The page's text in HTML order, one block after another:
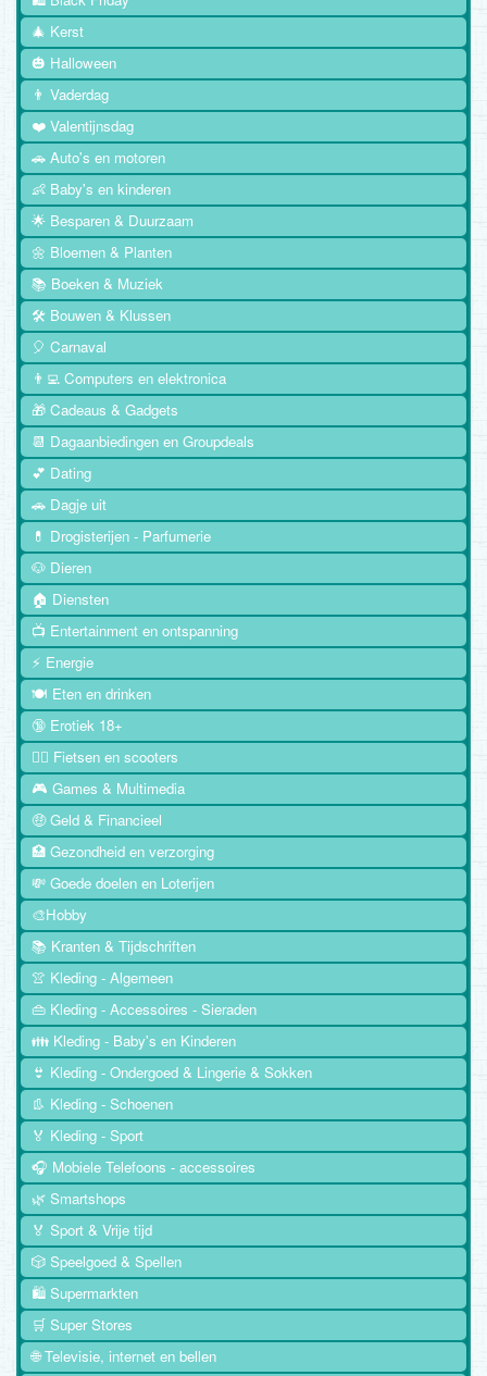
🎄 Kerst
🎃 Halloween
👨 Vaderdag
❤️ Valentijnsdag
🚗 Auto's en motoren
👶 Baby's en kinderen
🌟 Besparen & Duurzaam
🌼 Bloemen & Planten
📚 Boeken & Muziek
🛠️ Bouwen & Klussen
🎈 Carnaval
👨‍💻 Computers en elektronica
🎁 Cadeaus & Gadgets
📆 Dagaanbiedingen en Groupdeals
💕 Dating
🚗 Dagje uit
💊 Drogisterijen - Parfumerie
🐶 Dieren
🏠 Diensten
📺 Entertainment en ontspanning
⚡ Energie
🍽️ Eten en drinken
🔞 Erotiek 18+
🚴‍♂️ Fietsen en scooters
🎮 Games & Multimedia
🤑 Geld & Financieel
🏥 Gezondheid en verzorging
💸 Goede doelen en Loterijen
🎨Hobby
📚 Kranten & Tijdschriften
👚 Kleding - Algemeen
👜 Kleding - Accessoires - Sieraden
👪 Kleding - Baby's en Kinderen
👙 Kleding - Ondergoed & Lingerie & Sokken
👢 Kleding - Schoenen
🏅 Kleding - Sport
🎧 Mobiele Telefoons - accessoires
🌿 Smartshops
🏅 Sport & Vrije tijd
🎲 Speelgoed & Spellen
🛍️ Supermarkten
🛒 Super Stores
🌐 Televisie, internet en bellen